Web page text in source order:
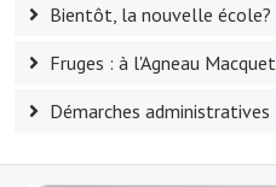
L'US Crequy Fressin
La société de chasse
Bientôt, la nouvelle école?
Fruges : à l'Agneau Macquet
Démarches administratives